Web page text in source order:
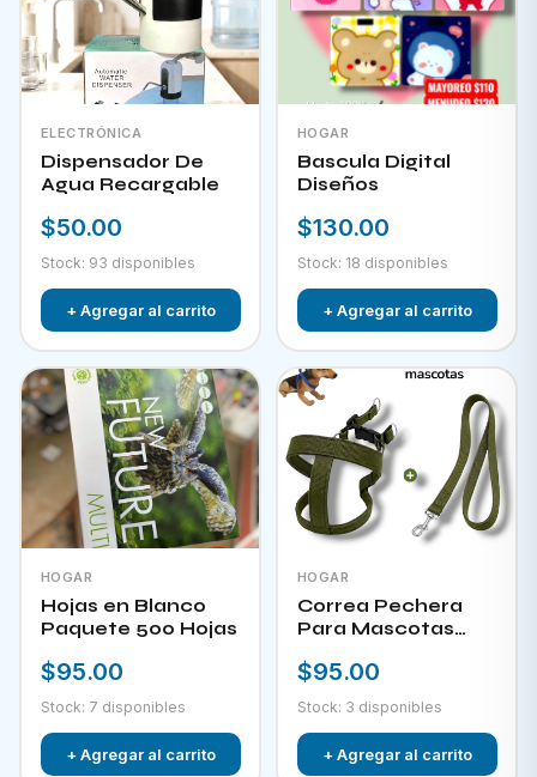
ELECTRÓNICA
Dispensador De
Agua Recargable
$50.00
Stock: 93 disponibles
+ Agregar al carrito
HOGAR
Bascula Digital
Diseños
$130.00
Stock: 18 disponibles
+ Agregar al carrito
HOGAR
Hojas en Blanco
Paquete 500 Hojas
$95.00
Stock: 7 disponibles
+ Agregar al carrito
HOGAR
Correa Pechera
Para Mascotas
$95.00
Stock: 3 disponibles
+ Agregar al carrito